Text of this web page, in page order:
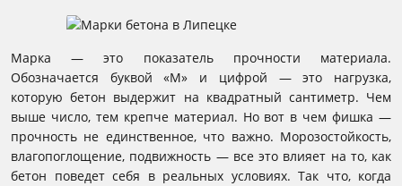
Марка — это показатель прочности материала.
Обозначается буквой «М» и цифрой — это нагрузка,
которую бетон выдержит на квадратный сантиметр. Чем
выше число, тем крепче материал. Но вот в чем фишка —
прочность не единственное, что важно. Морозостойкость,
влагопоглощение, подвижность — все это влияет на то, как
бетон поведет себя в реальных условиях. Так что, когда